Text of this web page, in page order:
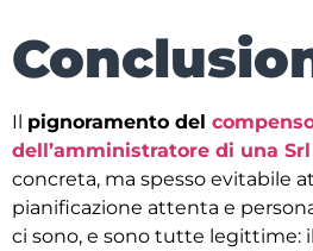
Il pignoramento del
dell’amministratore di una Srl
concreta, ma spesso evitabile
pianificazione attenta e
ci sono, e sono tutte legittime: